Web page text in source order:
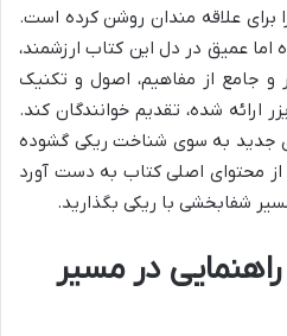
برای علاقه مندان روشن کرده است.
اما عمیق در دل این کتاب ارزشمند،
و جامع از مفاهیم، اصول و تکنیک
ارائه شده، تقدیم خوانندگان کند.
ای جدید به سوی شناخت ریکی گشوده
محتوای اصلی کتاب به دست آورد
شفابخشی با ریکی بگذارید.
در مسیر